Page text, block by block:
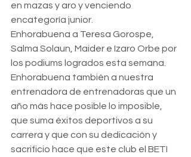
en mazas y aro y venciendo
encategoría junior.
Enhorabuena a Teresa Gorospe,
Salma Solaun, Maider e Izaro Orbe por
los podiums logrados esta semana.
Enhorabuena también a nuestra
entrenadora de entrenadoras que un
año más hace posible lo imposible,
que suma éxitos deportivos a su
carrera y que con su dedicación y
sacrificio hace que este club el BETI